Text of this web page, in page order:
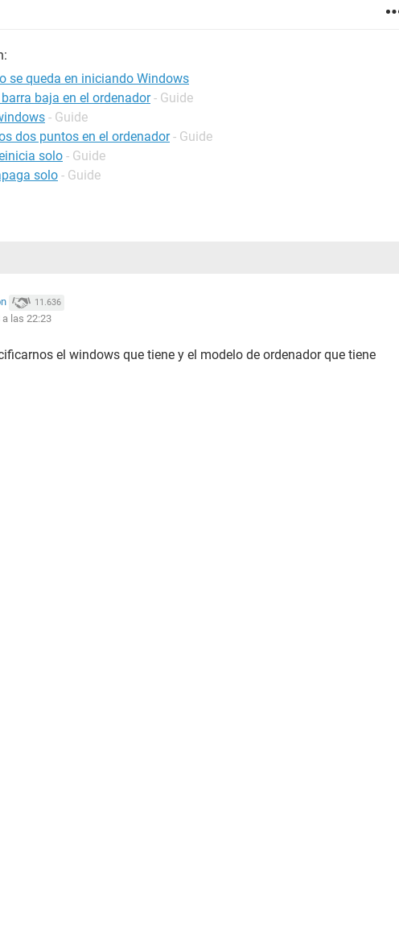
se queda en iniciando Windows
baja en el ordenador - Guide
- Guide
dos puntos en el ordenador - Guide
solo - Guide
solo - Guide
11.636
las 22:23
el windows que tiene y el modelo de ordenador que tiene